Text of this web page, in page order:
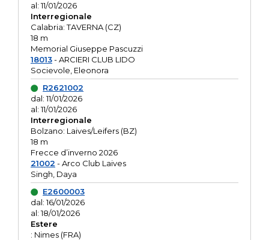
al: 11/01/2026
Interregionale
Calabria: TAVERNA (CZ)
18 m
Memorial Giuseppe Pascuzzi
18013- ARCIERI CLUB LIDO
Socievole, Eleonora
R2621002
dal: 11/01/2026
al: 11/01/2026
Interregionale
Bolzano: Laives/Leifers (BZ)
18 m
Frecce d’inverno 2026
21002 - Arco Club Laives
Singh, Daya
E2600003
dal: 16/01/2026
al: 18/01/2026
Estere
: Nimes (FRA)